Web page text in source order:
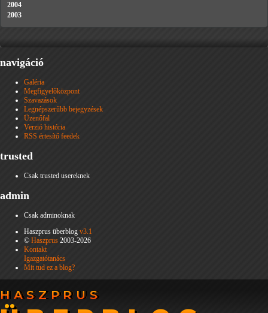
2004
2003
navigáció
Galéria
Megfigyelőközpont
Szavazások
Legnépszerűbb bejegyzések
Üzenőfal
Verzió história
RSS értesítő feedek
trusted
Csak trusted usereknek
admin
Csak adminoknak
Haszprus überblog v3.1
© Haszprus 2003-2026
Kontakt
Igazgatótanács
Mit tud ez a blog?
HASZPRUS
HASZPRUS